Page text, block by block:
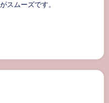
スムーズです。